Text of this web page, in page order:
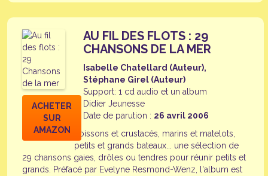
ACHETER
SUR
AMAZON
AU FIL DES FLOTS : 29
CHANSONS DE LA MER
Isabelle Chatellard (Auteur),
Stéphane Girel (Auteur)
Support: 1 cd audio et un album
Didier Jeunesse
Date de parution : 26 avril 2006
Poissons et crustacés, marins et matelots,
petits et grands bateaux... une sélection de
29 chansons gaies, drôles ou tendres pour réunir petits et
grands. Préfacé par Evelyne Resmond-Wenz, l'album est